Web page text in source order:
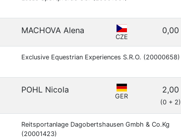
MACHOVA Alena
CZE
0,00
Exclusive Equestrian Experiences S.R.O. (20000658)
POHL Nicola
GER
2,00
(0 + 2)
Reitsportanlage Dagobertshausen Gmbh & Co.Kg
(20001423)